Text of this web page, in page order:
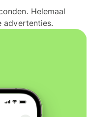
Helemaal
advertenties.